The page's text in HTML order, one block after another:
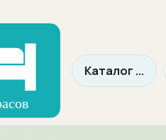
Каталог